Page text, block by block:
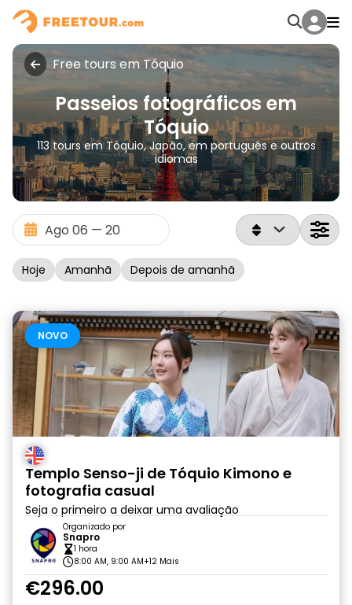
Free tours em Tóquio
Passeios fotográficos em
Tóquio
113 tours em Tóquio, Japão, em português e outros
idiomas
Hoje Amanhã Depois de amanhã
NOVO
Templo Senso-ji de Tóquio Kimono e
fotografia casual
Seja o primeiro a deixar uma avaliação
Organizado por
Snapro
1 hora
8:00 AM, 9:00 AM+12 Mais
€296.00